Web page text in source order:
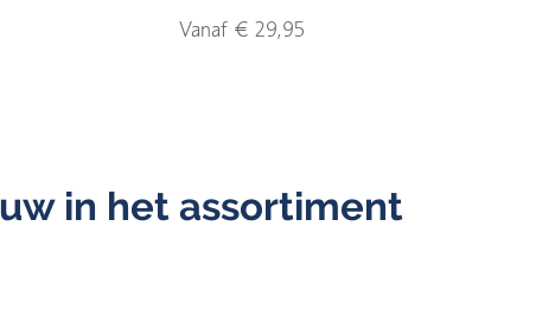
Vanaf € 29,95
in het assortiment